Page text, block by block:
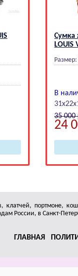
Сумка
LОUIS
Размер:
В
35 000
24
клатчей, портмоне,
России, в Санкт-
ГЛАВНАЯ